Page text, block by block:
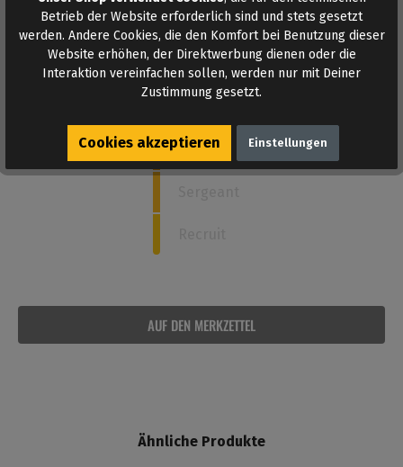
Admiral
Commander
AUF DEN MERKZETTEL
Ähnliche Produkte
Betrieb der Website erforderlich sind und stets gesetzt
werden. Andere Cookies, die den Komfort bei Benutzung dieser
Website erhöhen, der Direktwerbung dienen oder die
Interaktion vereinfachen sollen, werden nur mit Deiner
Zustimmung gesetzt.
Cookies akzeptieren Einstellungen